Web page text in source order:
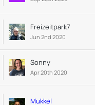
Freizeitpark7
Jun 2nd 2020
Sonny
Apr 20th 2020
Mukkel